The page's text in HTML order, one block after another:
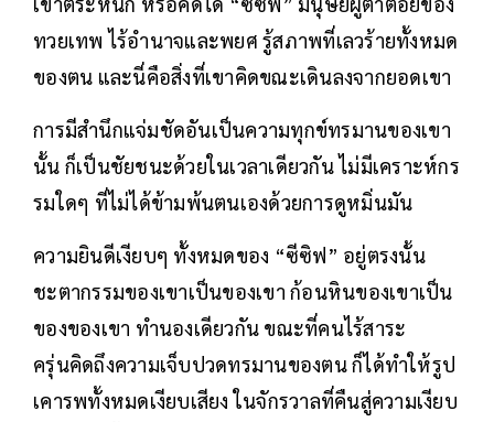
ทวยเทพ ไร้อำนาจและพยศ รู้สภาพที่เลวร้ายทั้งหมด
ของตน และนี่คือสิ่งที่เขาคิดขณะเดินลงจากยอดเขา
การมีสำนึกแจ่มชัดอันเป็นความทุกข์ทรมานของเขา
นั้น ก็เป็นชัยชนะด้วยในเวลาเดียวกัน ไม่มีเคราะห์กร
รมใดๆ ที่ไม่ได้ข้ามพ้นตนเองด้วยการดูหมิ่นมัน
ความยินดีเงียบๆ ทั้งหมดของ “ซีซิฟ” อยู่ตรงนั้น
ชะตากรรมของเขาเป็นของเขา ก้อนหินของเขาเป็น
ของของเขา ทำนองเดียวกัน ขณะที่คนไร้สาระ
ครุ่นคิดถึงความเจ็บปวดทรมานของตน ก็ได้ทำให้รูป
เคารพทั้งหมดเงียบเสียง ในจักรวาลที่คืนสู่ความเงียบ